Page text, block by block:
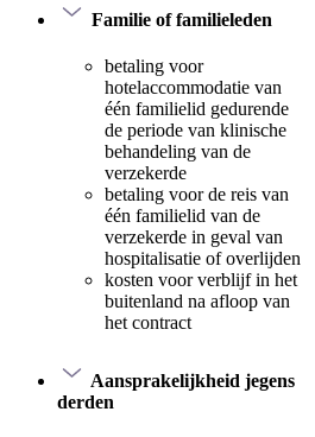
Familie of familieleden
betaling voor
hotelaccommodatie van
één familielid gedurende
de periode van klinische
behandeling van de
verzekerde
betaling voor de reis van
één familielid van de
verzekerde in geval van
hospitalisatie of overlijden
kosten voor verblijf in het
buitenland na afloop van
het contract
Aansprakelijkheid jegens
derden